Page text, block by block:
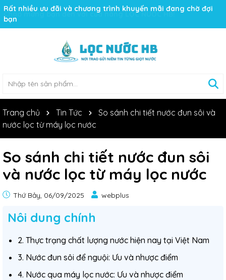
Rất nhiều ưu đãi và chương trình khuyến mãi đang chờ đợi
bạn
Trang chủ Tin Tức
So sánh chi tiết nước đun sôi và
nước lọc từ máy lọc nước
So sánh chi tiết nước đun sôi
và nước lọc từ máy lọc nước
Thứ Bảy, 06/09/2025 webplus
Nôi dung chính
2. Thực trạng chất lượng nước hiện nay tại Việt Nam
3. Nước đun sôi để nguội: Ưu và nhược điểm
4. Nước qua máy lọc nước: Ưu và nhược điểm